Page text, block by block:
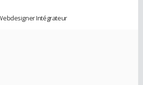
Intégrateur